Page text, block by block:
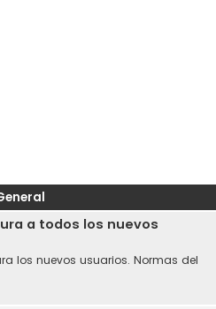
a todos los nuevos
los nuevos usuarios. Normas del